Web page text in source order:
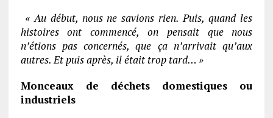
« Au début, nous ne savions rien. Puis, quand les
histoires ont commencé, on pensait que nous
n’étions pas concernés, que ça n’arrivait qu’aux
autres. Et puis après, il était trop tard… »
Monceaux de déchets domestiques ou
industriels